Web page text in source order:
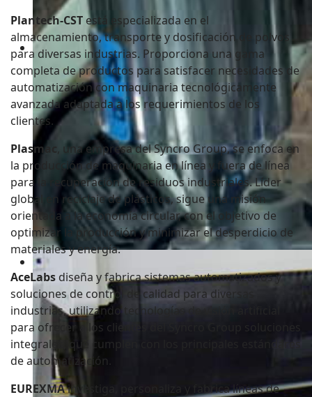
Syncro
SYNCRO
Anillos de refrigeración
Anillos de refrigeración de alto rendimiento con los
espesor
Plantech-CST está especializada en el
almacenamiento, transporte y dosificación de polvos
para diversas industrias. Proporciona una gama
completa de productos para satisfacer necesidades de
automatización con maquinaria tecnológicamente
avanzada adaptada a los requerimientos de los
clientes.
Plasmac , una empresa del Syncro Group, se enfoca en
la producción de maquinaria en línea y fuera de línea
para la recuperación de residuos industriales. Líder
global en reciclaje de plásticos, sigue una misión
orientada a la economía circular, con el objetivo de
optimizar la producción y minimizar el desperdicio de
materiales y energía.
AceLabs diseña y fabrica sistemas automatizados y
soluciones de control de calidad para diversas
industrias, utilizando tecnologías de visión artificial
para ofrecer a los clientes del Syncro Group soluciones
integrales, que cumplen con los principales estándares
de automatización.
EUREXMAinvestiga, personaliza y fabrica líneas de